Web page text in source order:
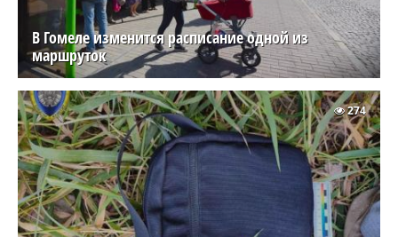
В Гомеле изменится расписание одной из
маршруток
274